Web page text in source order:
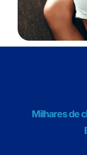
Milhares de